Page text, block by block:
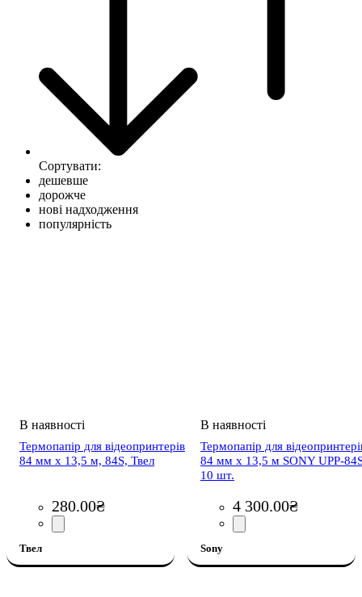
Сортувати:
дешевше
дорожче
нові надходження
популярність
Термопапір для відеопринтерів
84 мм x 13,5 м, 84S, Твел
280.00₴
Твел
Термопапір для
84 мм x 13,5 м SONY UPP-
10 шт.
4 300.00₴
Sony